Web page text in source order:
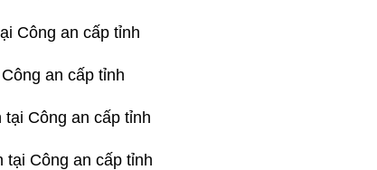
Công an cấp tỉnh
an cấp tỉnh
Công an cấp tỉnh
tại Công an cấp tỉnh